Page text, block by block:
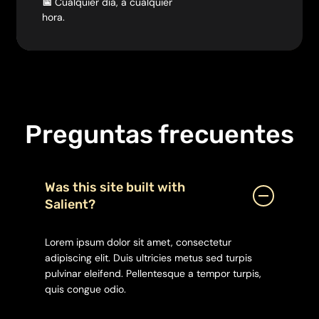
hora.
Preguntas frecuentes
Was this site built with
Salient?
Lorem ipsum dolor sit amet, consectetur
adipiscing elit. Duis ultricies metus sed turpis
pulvinar eleifend. Pellentesque a tempor turpis,
quis congue odio.